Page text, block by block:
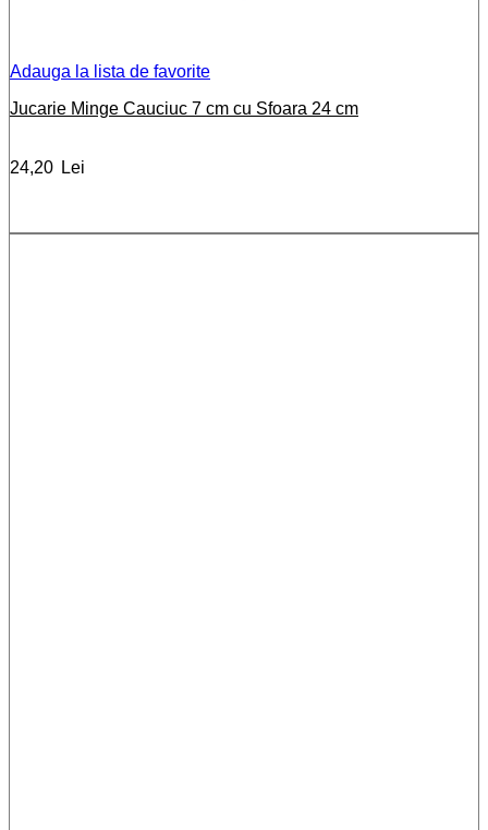
Adauga la lista de favorite
Jucarie Minge Cauciuc 7 cm cu Sfoara 24 cm
24,20 Lei